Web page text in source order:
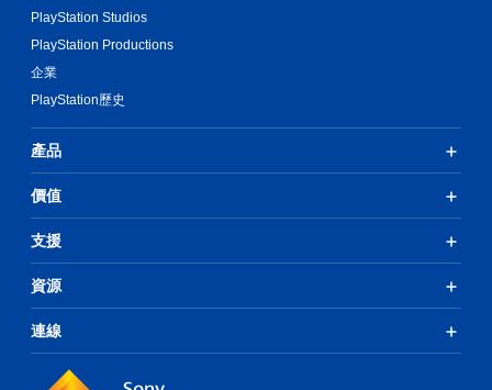
PlayStation Studios
PlayStation Productions
企業
PlayStation歷史
產品
價值
支援
資源
連線